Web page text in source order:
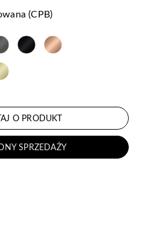
(CPB)
O PRODUKT
SPRZEDAŻY